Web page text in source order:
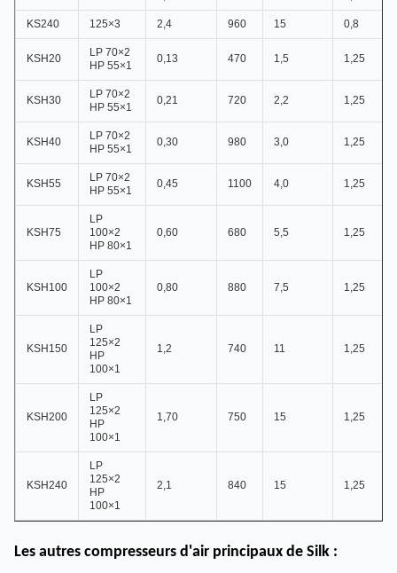
KS240 125×3 2,4 960 15 0,8
KSH20
LP 70×2
HP 55×1
0,13 470 1,5 1,25
KSH30
LP 70×2
HP 55×1
0,21 720 2,2 1,25
KSH40
LP 70×2
HP 55×1
0,30 980 3,0 1,25
KSH55
LP 70×2
HP 55×1
0,45 1100 4,0 1,25
KSH75
LP
100×2
HP 80×1
0,60 680 5,5 1,25
KSH100
LP
100×2
HP 80×1
0,80 880 7,5 1,25
KSH150
LP
125×2
HP
100×1
1,2 740 11 1,25
KSH200
LP
125×2
HP
100×1
1,70 750 15 1,25
KSH240
LP
125×2
HP
100×1
2,1 840 15 1,25
Les autres compresseurs d'air principaux de Silk :